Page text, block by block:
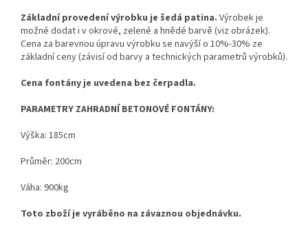
Základní provedení výrobku je šedá patina. Výrobek je
možné dodat i v okrové, zelené a hnědé barvě (viz obrázek).
Cena za barevnou úpravu výrobku se navýší o 10%-30% ze
základní ceny (závisí od barvy a technických parametrů výrobků).
Cena fontány je uvedena bez čerpadla.
PARAMETRY ZAHRADNÍ BETONOVÉ FONTÁNY:
Výška: 185cm
Průměr: 200cm
Váha: 900kg
Toto zboží je vyráběno na závaznou objednávku.